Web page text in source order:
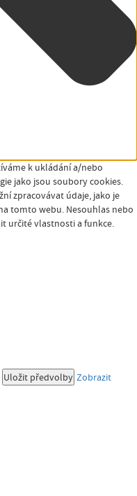
k ukládání a/nebo
jako jsou soubory cookies.
zpracovávat údaje, jako je
tomto webu. Nesouhlas nebo
určité vlastnosti a funkce.
Uložit předvolby Zobrazit